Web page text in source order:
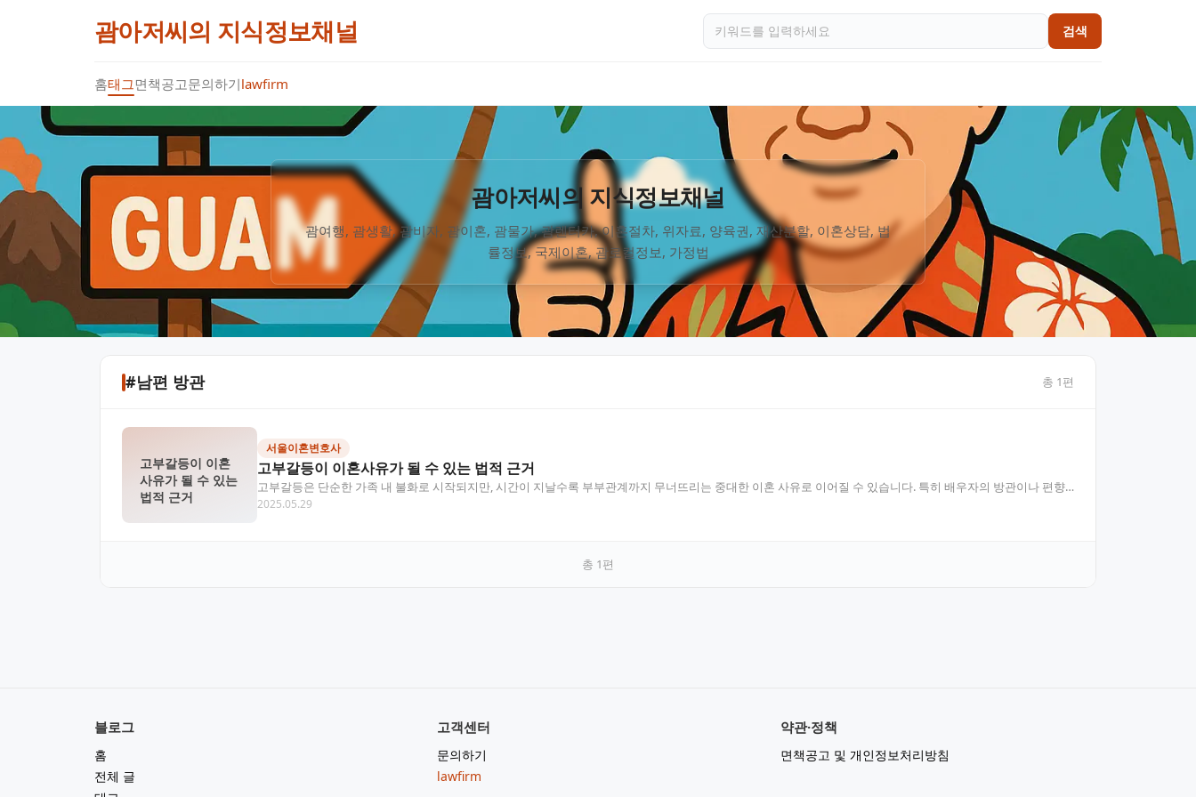
괌아저씨의 지식정보채널 검색
홈태그면책공고문의하기lawfirm
괌아저씨의 지식정보채널
괌여행, 괌생활, 괌비자, 괌이혼, 괌물가, 괌렌터카, 이혼절차, 위자료, 양육권, 재산분할, 이혼상담, 법
#남편 방관 총 1편
고부갈등이 이혼
사유가 될 수 있는
법적 근거
서울이혼변호사
고부갈등이 이혼사유가 될 수 있는 법적 근거
고부갈등은 단순한 가족 내 불화로 시작되지만, 시간이 지날수록 부부관계까지 무너뜨리는 중대한 이혼 사유로 이어질 수 있습니다. 특히 배우자의 방관이나 편향
된 태도는 갈등을 더욱 심…
2025.05.29
총 1편
블로그
홈
전체 글
고객센터
문의하기
lawfirm
약관·정책
면책공고 및 개인정보처리방침